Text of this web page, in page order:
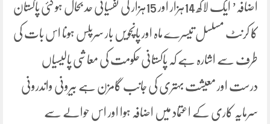
اضافہ’ ایک لاکھ 14ہزار اور 15ہزار کی نفسیاتی حد بحال ہو گئی پاکستان
کا کرنٹ مسلسل تیسرے ماہ اور پانچویں بار سرپلس ہونا اس بات کی
طرف سے اشارہ ہے کہ پاکستانی حکومت کی معاشی پالیسیاں
درست اور معیشت بہتری کی جانب گامزن ہے بیرونی واندرونی
سرمایہ کاری کے اعتماد میں اضافہ ہوا اور اس حوالے سے